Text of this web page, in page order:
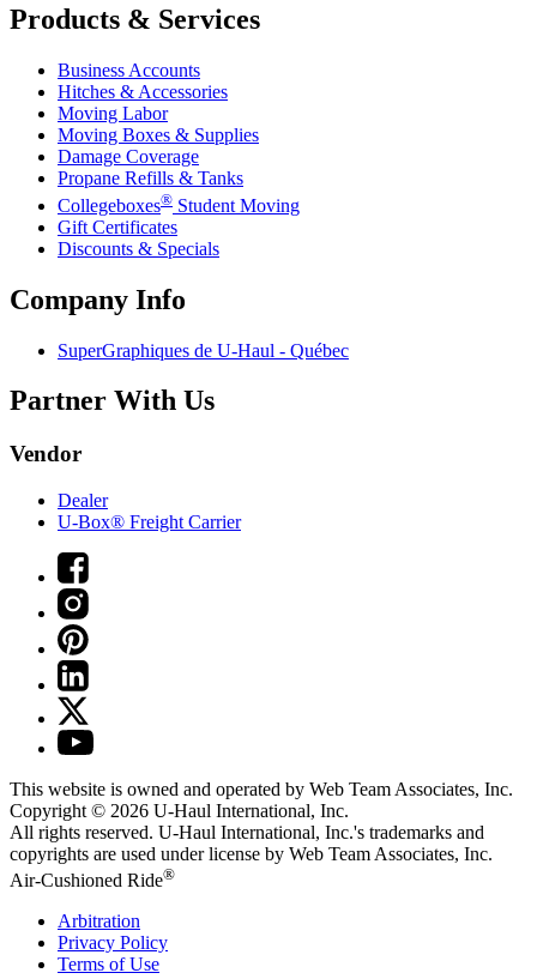
Products & Services
Business Accounts
Hitches & Accessories
Moving Labor
Moving Boxes & Supplies
Damage Coverage
Propane Refills & Tanks
Collegeboxes® Student Moving
Gift Certificates
Discounts & Specials
Company Info
SuperGraphiques de U-Haul - Québec
Partner With Us
Vendor
Dealer
U-Box® Freight Carrier
This website is owned and operated by Web Team Associates, Inc.
Copyright © 2026 U-Haul International, Inc.
All rights reserved. U-Haul International, Inc.'s trademarks and
copyrights are used under license by Web Team Associates, Inc.
Air-Cushioned Ride®
Arbitration
Privacy Policy
Terms of Use